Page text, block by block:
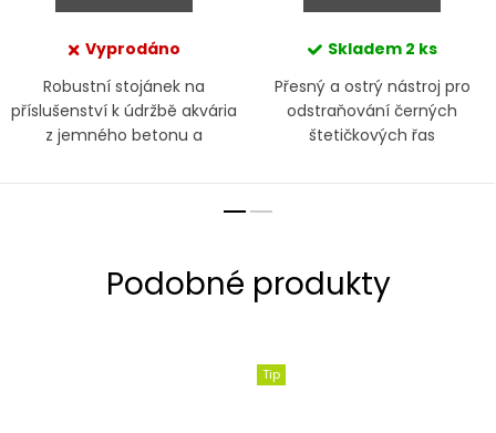
Vyprodáno
Robustní stojánek na
příslušenství k údržbě akvária
z jemného betonu a
Skladem 2 ks
Přesný a ostrý nástroj pro
odstraňování černých
štetičkových řas
Tip